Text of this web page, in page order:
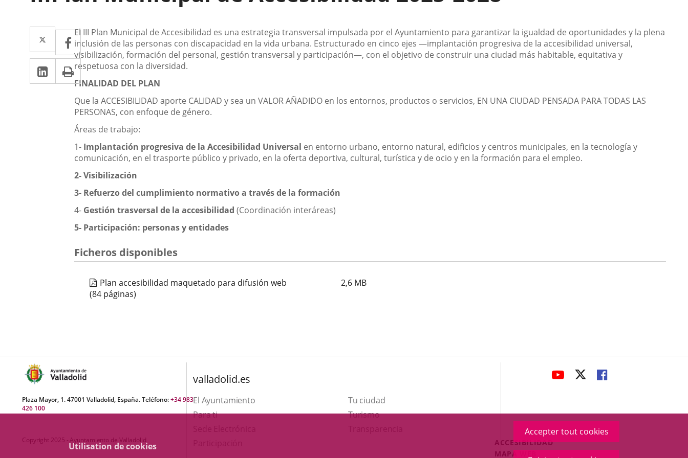
Utilisation de cookies
Accepter tout cookies
Twitter
Enlace
a
una
aplicación
externa.
Facebook
Enlace
a
una
aplicación
externa.
LinkedIn
Enlace
a
aplicación
externa.
Imprimir
Descripción
El III Plan Municipal de Accesibilidad es una estrategia transversal impulsada por el Ayuntamiento para garantizar la igualdad de oportunidades y la plena
inclusión de las personas con discapacidad en la vida urbana. Estructurado en cinco ejes —implantación progresiva de la accesibilidad universal,
visibilización, formación del personal, gestión transversal y participación—, con el objetivo de construir una ciudad más habitable, equitativa y
respetuosa con la diversidad.
FINALIDAD DEL PLAN
Que la ACCESIBILIDAD aporte CALIDAD y sea un VALOR AÑADIDO en los entornos, productos o servicios, EN UNA CIUDAD PENSADA PARA TODAS LAS
PERSONAS, con enfoque de género.
Áreas de trabajo:
1- Implantación progresiva de la Accesibilidad Universal en entorno urbano, entorno natural, edificios y centros municipales, en la tecnología y
comunicación, en el trasporte público y privado, en la oferta deportiva, cultural, turística y de ocio y en la formación para el empleo.
2-Visibilización
3- Refuerzo del cumplimiento normativo a través de la formación
4- Gestión trasversal de la accesibilidad (Coordinación interáreas)
5- Participación: personas y entidades
Ficheros disponibles
Plan accesibilidad maquetado para difusión web 2,6 MB
(84 páginas)
Plaza Mayor, 1. 47001 Valladolid, España. Teléfono:+34 983
426 100
Copyright 2025 - Ayuntamiento de Valladolid
valladolid.es
El Ayuntamiento
Tu ciudad
Para ti
TurismoEste
ENLACE
APLICACIÓN
EXTERNA.
ENLACE
APLICACIÓN
EXTERNA.
ENLACE
APLICACIÓN
EXTERNA.
Menú
Legal
ACCESIBILIDAD
MAPA WEB